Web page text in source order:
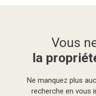
Vous
la
Ne manquez plus
recherche en vous